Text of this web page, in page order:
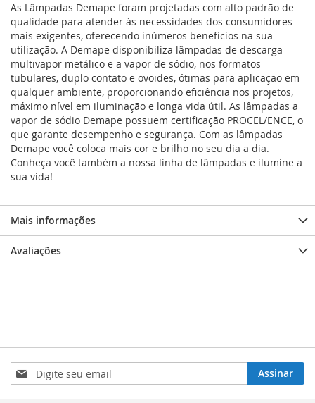
As Lâmpadas Demape foram projetadas com alto padrão de
qualidade para atender às necessidades dos consumidores
mais exigentes, oferecendo inúmeros benefícios na sua
utilização. A Demape disponibiliza lâmpadas de descarga
multivapor metálico e a vapor de sódio, nos formatos
tubulares, duplo contato e ovoides, ótimas para aplicação em
qualquer ambiente, proporcionando eficiência nos projetos,
máximo nível em iluminação e longa vida útil. As lâmpadas a
vapor de sódio Demape possuem certificação PROCEL/ENCE, o
que garante desempenho e segurança. Com as lâmpadas
Demape você coloca mais cor e brilho no seu dia a dia.
Conheça você também a nossa linha de lâmpadas e ilumine a
sua vida!
Mais informações
Avaliações
Inscreva-
se
na
Assinar